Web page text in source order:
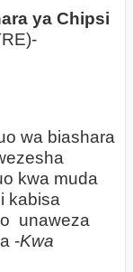
ya Chipsi
wa biashara
kwa muda
kabisa
unaweza
-Kwa